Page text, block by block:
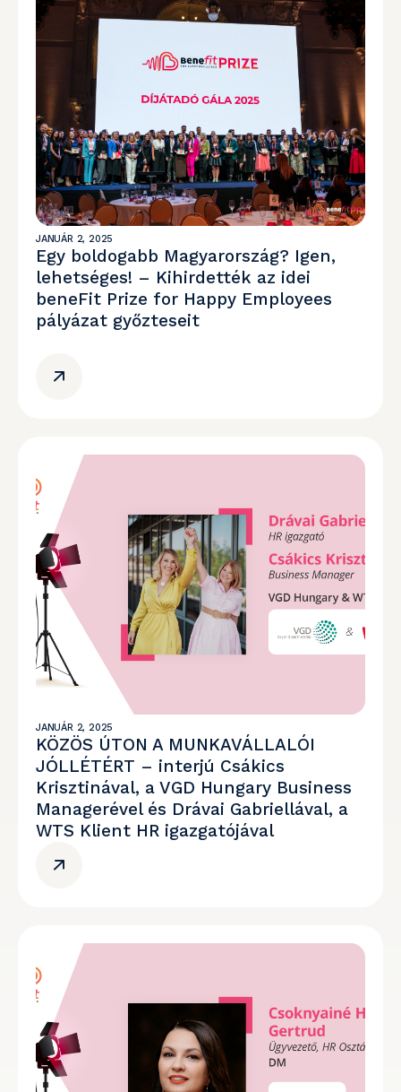
JANUÁR 2, 2025
Egy boldogabb Magyarország? Igen,
lehetséges! – Kihirdették az idei
beneFit Prize for Happy Employees
pályázat győzteseit
JANUÁR 2, 2025
KÖZÖS ÚTON A MUNKAVÁLLALÓI
JÓLLÉTÉRT – interjú Csákics
Krisztinával, a VGD Hungary Business
Managerével és Drávai Gabriellával, a
WTS Klient HR igazgatójával